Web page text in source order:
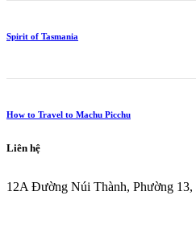
Spirit of Tasmania
How to Travel to Machu Picchu
Liên hệ
12A Đường Núi Thành, Phường